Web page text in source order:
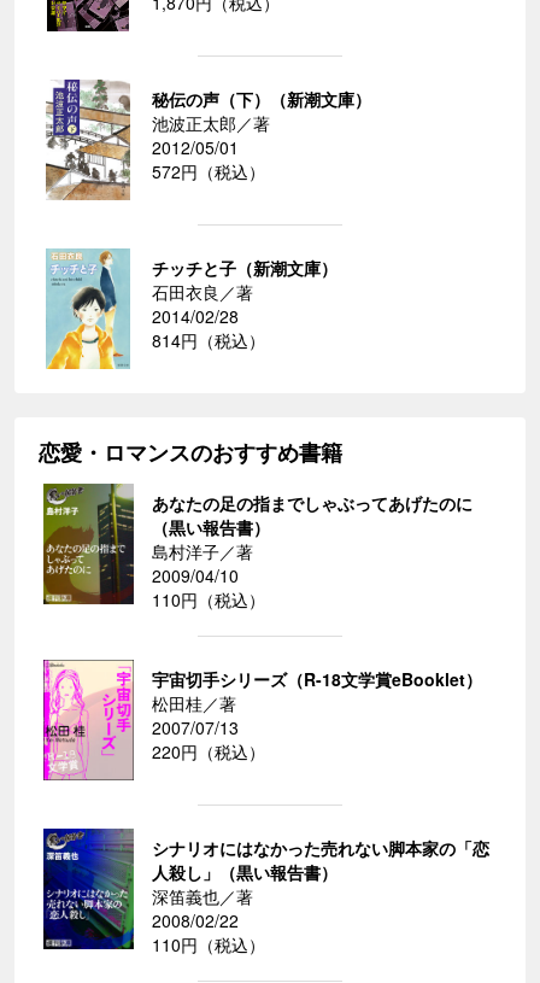
秘伝の声（下）（新潮文庫）
池波正太郎／著
2012/05/01
572円（税込）
チッチと子（新潮文庫）
石田衣良／著
2014/02/28
814円（税込）
恋愛・ロマンスのおすすめ書籍
あなたの足の指までしゃぶってあげたのに
（黒い報告書）
島村洋子／著
2009/04/10
110円（税込）
宇宙切手シリーズ（R-18文学賞eBooklet）
松田桂／著
2007/07/13
220円（税込）
シナリオにはなかった売れない脚本家の「恋
人殺し」（黒い報告書）
深笛義也／著
2008/02/22
110円（税込）